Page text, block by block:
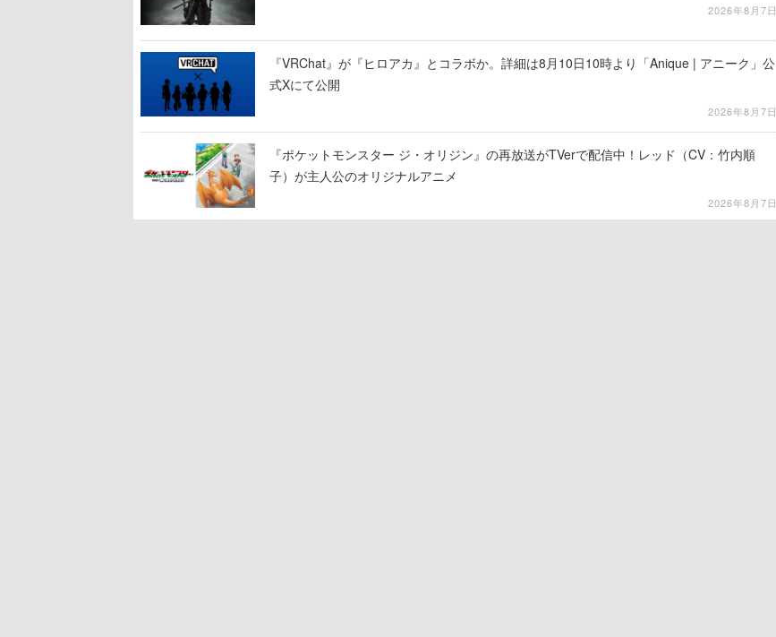
2026年8月7日
『VRChat』が『ヒロアカ』とコラボか。詳細は8月10日10時より「Anique | アニーク」公
式Xにて公開
2026年8月7日
『ポケットモンスター ジ・オリジン』の再放送がTVerで配信中！レッド（CV：竹内順
子）が主人公のオリジナルアニメ
2026年8月7日